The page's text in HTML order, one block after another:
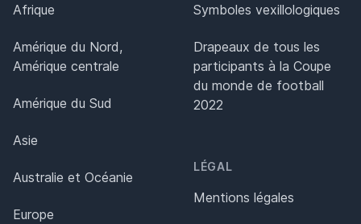
Afrique
Amérique du Nord,
Amérique centrale
Amérique du Sud
Asie
Australie et Océanie
Europe
Symboles vexillologiques
Drapeaux de tous les
participants à la Coupe
du monde de football
2022
LÉGAL
Mentions légales